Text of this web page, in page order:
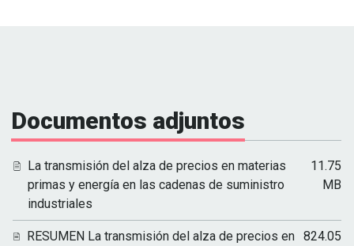
Documentos adjuntos
La transmisión del alza de precios en materias
primas y energía en las cadenas de suministro
industriales
11.75
MB
RESUMEN La transmisión del alza de precios en 824.05